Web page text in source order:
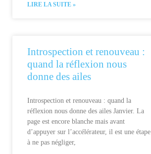
LIRE LA SUITE »
Introspection et renouveau :
quand la réflexion nous
donne des ailes
Introspection et renouveau : quand la
réflexion nous donne des ailes Janvier. La
page est encore blanche mais avant
d’appuyer sur l’accélérateur, il est une étape
à ne pas négliger,